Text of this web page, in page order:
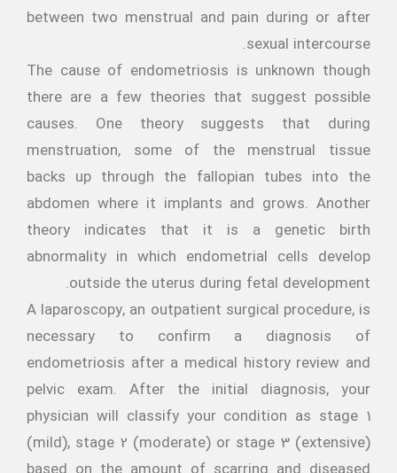
between two menstrual and pain during or after
sexual intercourse.
The cause of endometriosis is unknown though
there are a few theories that suggest possible
causes. One theory suggests that during
menstruation, some of the menstrual tissue
backs up through the fallopian tubes into the
abdomen where it implants and grows. Another
theory indicates that it is a genetic birth
abnormality in which endometrial cells develop
outside the uterus during fetal development.
A laparoscopy, an outpatient surgical procedure, is
necessary to confirm a diagnosis of
endometriosis after a medical history review and
pelvic exam. After the initial diagnosis, your
physician will classify your condition as stage 1
(mild), stage 2 (moderate) or stage 3 (extensive)